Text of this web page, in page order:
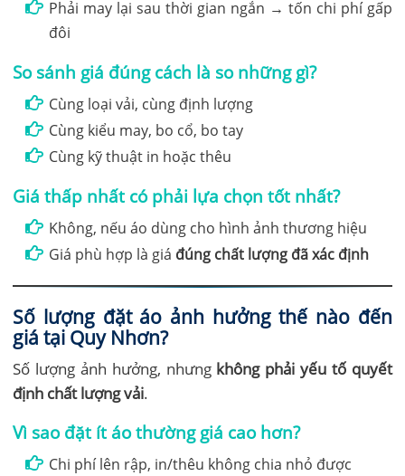
Phải may lại sau thời gian ngắn → tốn chi phí gấp
đôi
So sánh giá đúng cách là so những gì?
Cùng loại vải, cùng định lượng
Cùng kiểu may, bo cổ, bo tay
Cùng kỹ thuật in hoặc thêu
Giá thấp nhất có phải lựa chọn tốt nhất?
Không, nếu áo dùng cho hình ảnh thương hiệu
Giá phù hợp là giá đúng chất lượng đã xác định
Số lượng đặt áo ảnh hưởng thế nào đến
giá tại Quy Nhơn?
Số lượng ảnh hưởng, nhưng không phải yếu tố quyết
định chất lượng vải.
Vì sao đặt ít áo thường giá cao hơn?
Chi phí lên rập, in/thêu không chia nhỏ được